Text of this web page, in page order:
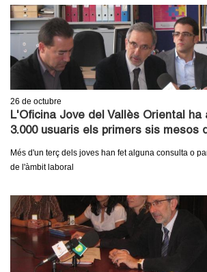
m
r
m
a
r
i
d
e
e
r
c
26 de octubre
L'Oficina Jove del Vallès Oriental ha
3.000 usuaris els primers sis mesos
Més d'un terç dels joves han fet alguna consulta o
de l'àmbit laboral